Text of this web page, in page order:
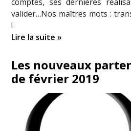
valider…Nos maîtres mots :
!
Lire la suite »
Les nouveaux
de février 2019